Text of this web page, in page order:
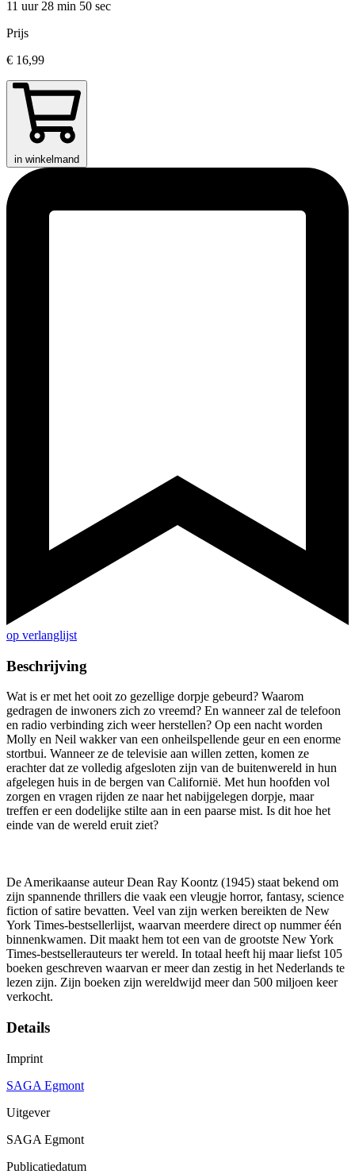
11 uur 28 min 50 sec
Prijs
€ 16,99
in winkelmand
op verlanglijst
Beschrijving
Wat is er met het ooit zo gezellige dorpje gebeurd? Waarom
gedragen de inwoners zich zo vreemd? En wanneer zal de telefoon
en radio verbinding zich weer herstellen? Op een nacht worden
Molly en Neil wakker van een onheilspellende geur en een enorme
stortbui. Wanneer ze de televisie aan willen zetten, komen ze
erachter dat ze volledig afgesloten zijn van de buitenwereld in hun
afgelegen huis in de bergen van Californië. Met hun hoofden vol
zorgen en vragen rijden ze naar het nabijgelegen dorpje, maar
treffen er een dodelijke stilte aan in een paarse mist. Is dit hoe het
einde van de wereld eruit ziet?
De Amerikaanse auteur Dean Ray Koontz (1945) staat bekend om
zijn spannende thrillers die vaak een vleugje horror, fantasy, science
fiction of satire bevatten. Veel van zijn werken bereikten de New
York Times-bestsellerlijst, waarvan meerdere direct op nummer één
binnenkwamen. Dit maakt hem tot een van de grootste New York
Times-bestsellerauteurs ter wereld. In totaal heeft hij maar liefst 105
boeken geschreven waarvan er meer dan zestig in het Nederlands te
lezen zijn. Zijn boeken zijn wereldwijd meer dan 500 miljoen keer
verkocht.
Details
Imprint
SAGA Egmont
Uitgever
SAGA Egmont
Publicatiedatum